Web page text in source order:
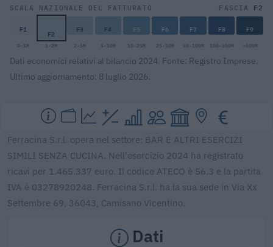
SCALA NAZIONALE DEL FATTURATO FASCIA F2
F1 F2 F3 F4 F5 F6 F7 F8 F9
0-1M 1-2M 2-5M 5-10M 10-25M 25-50M 50-100M 100-500M >500M
Dati economici relativi al bilancio 2024. Fonte: Registro Imprese.
Ultimo aggiornamento: 8 luglio 2026.
Ferracina S.r.l. opera nel settore: BAR E ALTRI ESERCIZI
SIMILI SENZA CUCINA. Nell'esercizio 2024 ha registrato
ricavi per 1.465.337 euro. Il codice ATECO è 56.3 e la partita
IVA è 03278920248. Ferracina S.r.l. ha la sua sede in Via Xx
Settembre 69, 36043, Camisano Vicentino.
Dati